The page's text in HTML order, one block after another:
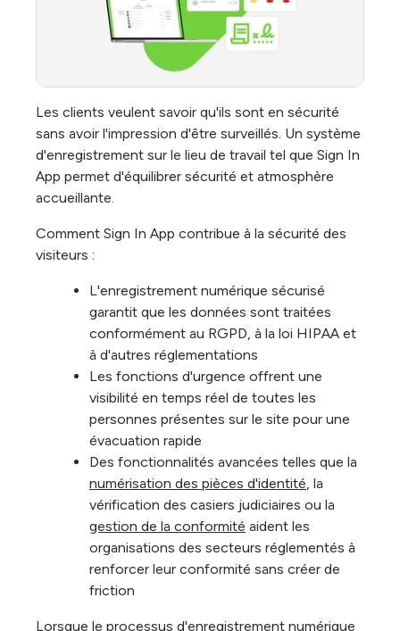
Les clients veulent savoir qu'ils sont en sécurité
sans avoir l'impression d'être surveillés. Un système
d'enregistrement sur le lieu de travail tel que Sign In
App permet d'équilibrer sécurité et atmosphère
accueillante.
Comment Sign In App contribue à la sécurité des
visiteurs :
L'enregistrement numérique sécurisé
garantit que les données sont traitées
conformément au RGPD, à la loi HIPAA et
à d'autres réglementations
Les fonctions d'urgence offrent une
visibilité en temps réel de toutes les
personnes présentes sur le site pour une
évacuation rapide
Des fonctionnalités avancées telles que la
numérisation des pièces d'identité, la
vérification des casiers judiciaires ou la
gestion de la conformité aident les
organisations des secteurs réglementés à
renforcer leur conformité sans créer de
friction
Lorsque le processus d'enregistrement numérique